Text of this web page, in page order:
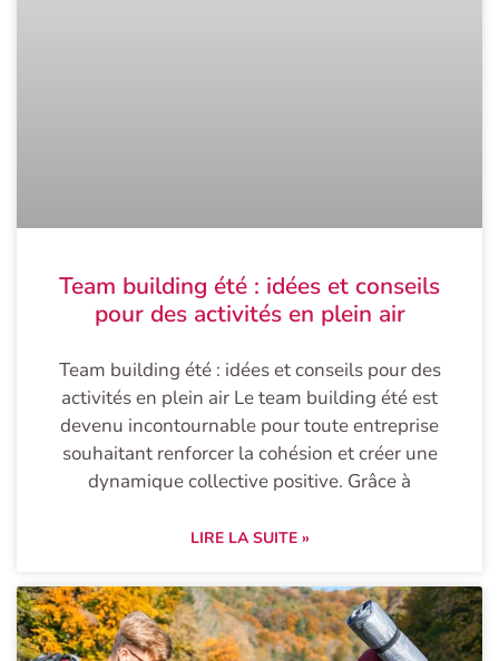
Team building été : idées et conseils
pour des activités en plein air
Team building été : idées et conseils pour des
activités en plein air Le team building été est
devenu incontournable pour toute entreprise
souhaitant renforcer la cohésion et créer une
dynamique collective positive. Grâce à
LIRE LA SUITE »